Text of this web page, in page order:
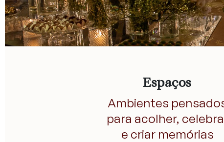
Espaços
Ambientes
para acolher,
e criar memórias